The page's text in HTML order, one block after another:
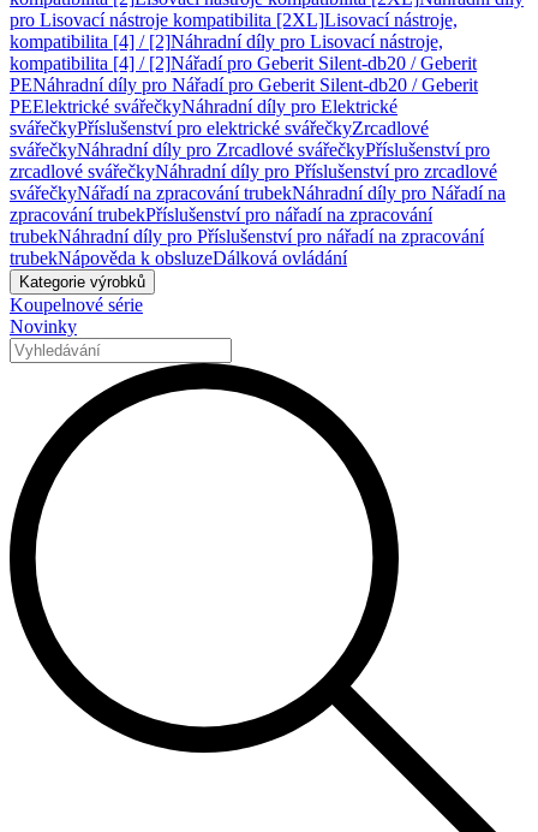
pro Lisovací nástroje kompatibilita [2XL]Lisovací nástroje,
kompatibilita [4] / [2]Náhradní díly pro Lisovací nástroje,
kompatibilita [4] / [2]Nářadí pro Geberit Silent-db20 / Geberit
PENáhradní díly pro Nářadí pro Geberit Silent-db20 / Geberit
PEElektrické svářečkyNáhradní díly pro Elektrické
svářečkyPříslušenství pro elektrické svářečkyZrcadlové
svářečkyNáhradní díly pro Zrcadlové svářečkyPříslušenství pro
zrcadlové svářečkyNáhradní díly pro Příslušenství pro zrcadlové
svářečkyNářadí na zpracování trubekNáhradní díly pro Nářadí na
zpracování trubekPříslušenství pro nářadí na zpracování
trubekNáhradní díly pro Příslušenství pro nářadí na zpracování
trubekNápověda k obsluzeDálková ovládání
Kategorie výrobků
Koupelnové série
Novinky